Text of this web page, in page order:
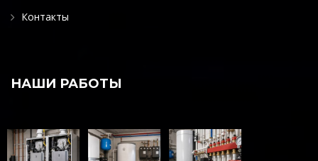
Контакты
НАШИ РАБОТЫ